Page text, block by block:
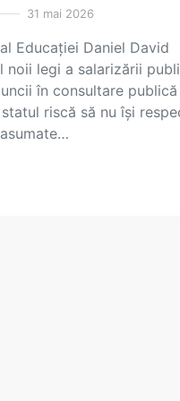
31 mai 2026
Educației Daniel David
noii legi a salarizării
în consultare publică
riscă să nu își